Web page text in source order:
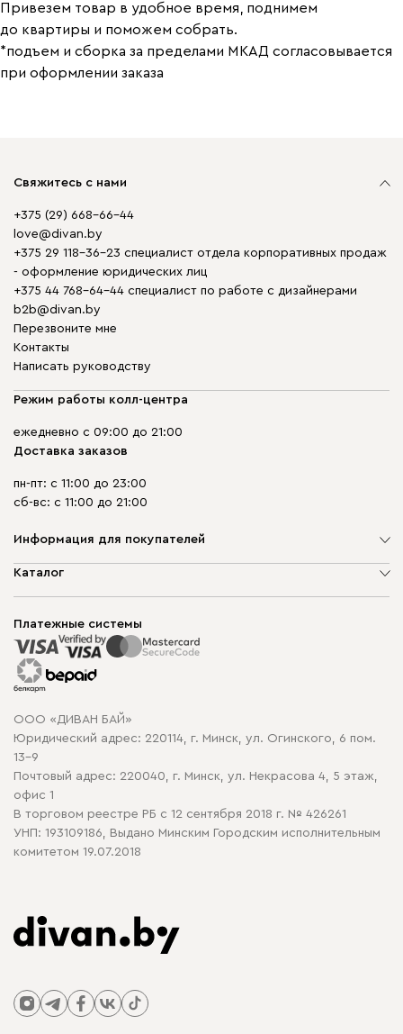
Привезем товар в удобное время, поднимем
до квартиры и поможем собрать.
*подъем и сборка за пределами МКАД согласовывается
при оформлении заказа
Свяжитесь с нами
+375 (29) 668-66-44
love@divan.by
+375 29 118-36-23 специалист отдела корпоративных продаж
- оформление юридических лиц
+375 44 768-64-44 специалист по работе с дизайнерами
b2b@divan.by
Перезвоните мне
Контакты
Написать руководству
Режим работы колл-центра
ежедневно с 09:00 до 21:00
Доставка заказов
пн-пт: с 11:00 до 23:00
сб-вс: с 11:00 до 21:00
Информация для покупателей
О компании
Способы оплаты
Рассрочка и кредит
Гарантия
Карта сайта
Политика конфиденциальности
Политика в отношении обработки cookie
Каталог
Корпусная мебель
Распродажа мебели
Платежные системы
ООО «ДИВАН БАЙ»
Юридический адрес: 220114, г. Минск, ул. Огинского, 6 пом.
13-9
Почтовый адрес: 220040, г. Минск, ул. Некрасова 4, 5 этаж,
офис 1
В торговом реестре РБ с 12 сентября 2018 г. № 426261
УНП: 193109186, Выдано Минским Городским исполнительным
комитетом 19.07.2018